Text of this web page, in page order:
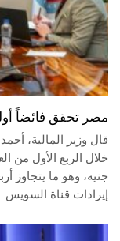
مصر تحقق فائضاً أولياً بقيمة 90 مليار
قال وزير المالية،
جنيه، وهو ما يتجاوز
إيرادات قناة السويس